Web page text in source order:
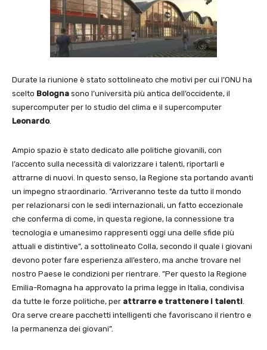
Durate la riunione è stato sottolineato che motivi per cui l’ONU ha
scelto Bologna sono l’università più antica dell’occidente, il
supercomputer per lo studio del clima e il supercomputer
Leonardo.
Ampio spazio è stato dedicato alle politiche giovanili, con
l’accento sulla necessità di valorizzare i talenti, riportarli e
attrarne di nuovi. In questo senso, la Regione sta portando avanti
un impegno straordinario. ”Arriveranno teste da tutto il mondo
per relazionarsi con le sedi internazionali, un fatto eccezionale
che conferma di come, in questa regione, la connessione tra
tecnologia e umanesimo rappresenti oggi una delle sfide più
attuali e distintive”, a sottolineato Colla, secondo il quale i giovani
devono poter fare esperienza all’estero, ma anche trovare nel
nostro Paese le condizioni per rientrare. ”Per questo la Regione
Emilia-Romagna ha approvato la prima legge in Italia, condivisa
da tutte le forze politiche, per attrarre e trattenere i talenti.
Ora serve creare pacchetti intelligenti che favoriscano il rientro e
la permanenza dei giovani”.